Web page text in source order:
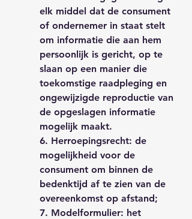
elk middel dat de consument
of ondernemer in staat stelt
om informatie die aan hem
persoonlijk is gericht, op te
slaan op een manier die
toekomstige raadpleging en
ongewijzigde reproductie van
de opgeslagen informatie
mogelijk maakt.
6. Herroepingsrecht: de
mogelijkheid voor de
consument om binnen de
bedenktijd af te zien van de
overeenkomst op afstand;
7. Modelformulier: het